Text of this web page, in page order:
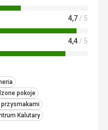
4,7 / 5
4,4 / 5
pokoje
Kalutary